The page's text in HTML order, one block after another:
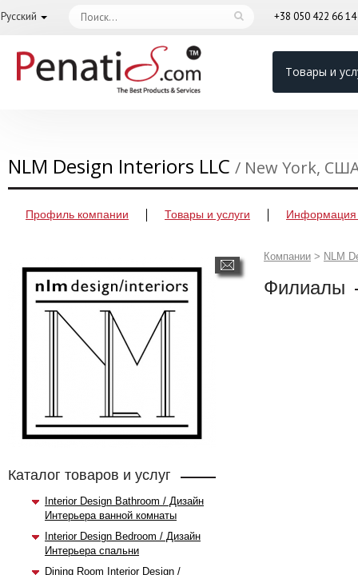
Русский +38 050 422 66 14
Товары и
NLM Design Interiors LLC / New York,
Профиль компании Товары и услуги Информация
Каталог товаров и услуг
Interior Design Bathroom / Дизайн
Интерьера ванной комнаты
Interior Design Bedroom / Дизайн
Интерьера спальни
Dining Room Interior Design /
Компании > NLM
Филиалы